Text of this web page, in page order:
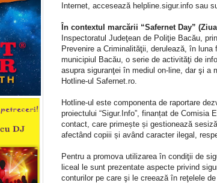
Internet, accesează helpline.sigur.info sau
În contextul marcării “Safernet Day”
Inspectoratul Judeţean de Poliţie Bacău,
Prevenire a Criminalităţii, derulează, în
municipiul Bacău, o serie de activităţi de
asupra siguranţei în mediul on-line, dar şi a
Hotline-ul Safernet.ro.
Hotline-ul este componenta de raportare
proiectului “Sigur.Info”, finanțat de Comisia
contact, care primește și gestionează
afectând copiii și având caracter ilegal,
Pentru a promova utilizarea în condiţii de
liceal le sunt prezentate aspecte privind
conturilor pe care şi le creează în reţelele